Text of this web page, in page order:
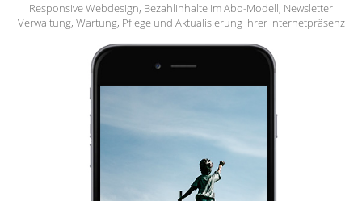
Responsive Webdesign, Bezahlinhalte im Abo-Modell, Newsletter
Verwaltung, Wartung, Pflege und Aktualisierung Ihrer Internetpräsenz